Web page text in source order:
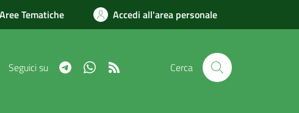
Aree Tematiche Accedi all'area personale
Seguici su TelegramWhatsapp Cerca